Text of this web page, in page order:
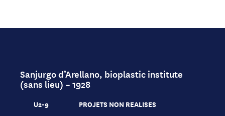
Sanjurgo d’Arellano, bioplastic institute
(sans lieu) – 1928
U2-9
PROJETS NON REALISES